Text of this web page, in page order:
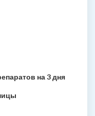
на 3 дня